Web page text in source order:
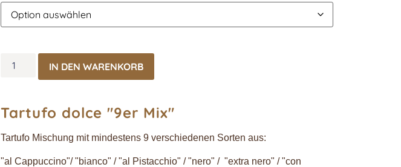
IN DEN WARENKORB
Tartufo dolce "9er Mix"
Tartufo Mischung mit mindestens 9 verschiedenen Sorten aus:
"al Cappuccino"/ "bianco" / "al Pistacchio" / "nero" / "extra nero" / "con